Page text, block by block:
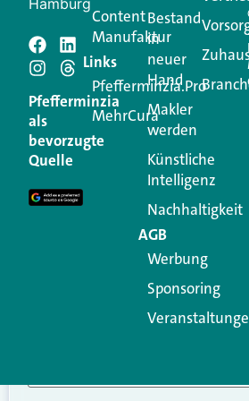
Schreiben Sie
Kommentar
Ihre E-Mail-Adresse wird nicht
Erforderliche Felder sind mit
Kommentar
Hamburg
Pfefferminzia
als
bevorzugte
Quelle
Content
Manufaktur
Links
Pfefferminzia.Pro
MehrCura
Bestand
in
neuer
Hand
Makler
werden
Künstliche
Intelligenz
Nachhaltigkeit
AGB
Werbung
Sponsoring